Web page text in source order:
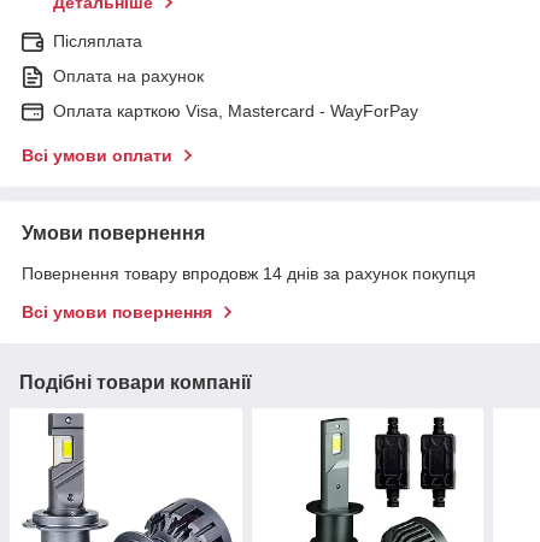
Післяплата
Оплата на рахунок
Оплата карткою Visa, Mastercard - WayForPay
Всі умови оплати
Умови повернення
Повернення товару впродовж 14 днів за рахунок покупця
Всі умови повернення
Подібні товари компанії